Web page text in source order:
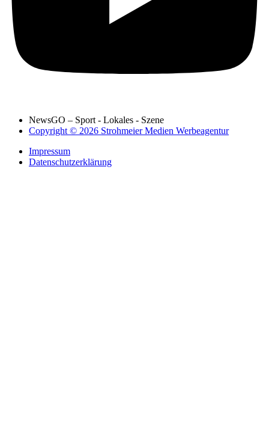
NewsGO – Sport - Lokales - Szene
Copyright © 2026 Strohmeier Medien Werbeagentur
Impressum
Datenschutzerklärung